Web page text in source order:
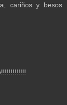
cariños y besos